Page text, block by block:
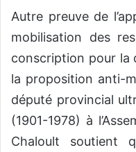
Autre preuve de
mobilisation des
conscription pour la
la proposition anti-
député provincial
(1901-1978) à
Chaloult soutient